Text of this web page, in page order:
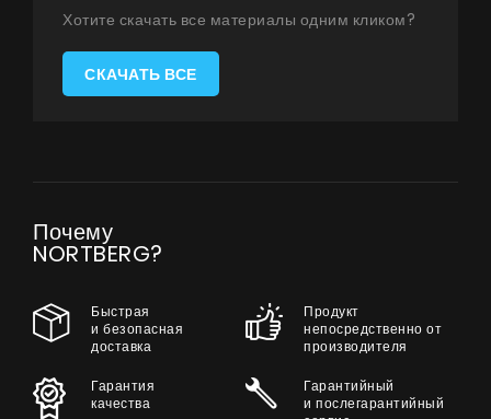
Хотите скачать все материалы одним кликом?
СКАЧАТЬ ВСЕ
Почему
NORTBERG?
Быстрая
и безопасная
доставка
Продукт
непосредственно от
производителя
Гарантия
качества
Гарантийный
и послегарантийный